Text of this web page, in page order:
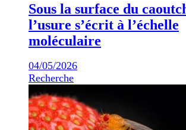
Sous la surface du
l’usure s’écrit à l’échelle
moléculaire
04/05/2026
Recherche